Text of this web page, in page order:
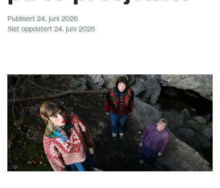
Publisert 24. juni 2026
Sist oppdatert 24. juni 2026